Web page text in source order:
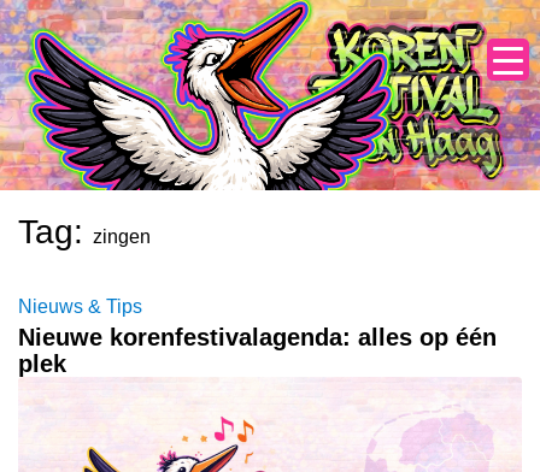
Skip
to
content
Tag: zingen
Nieuws & Tips
Nieuwe korenfestivalagenda: alles op één
plek